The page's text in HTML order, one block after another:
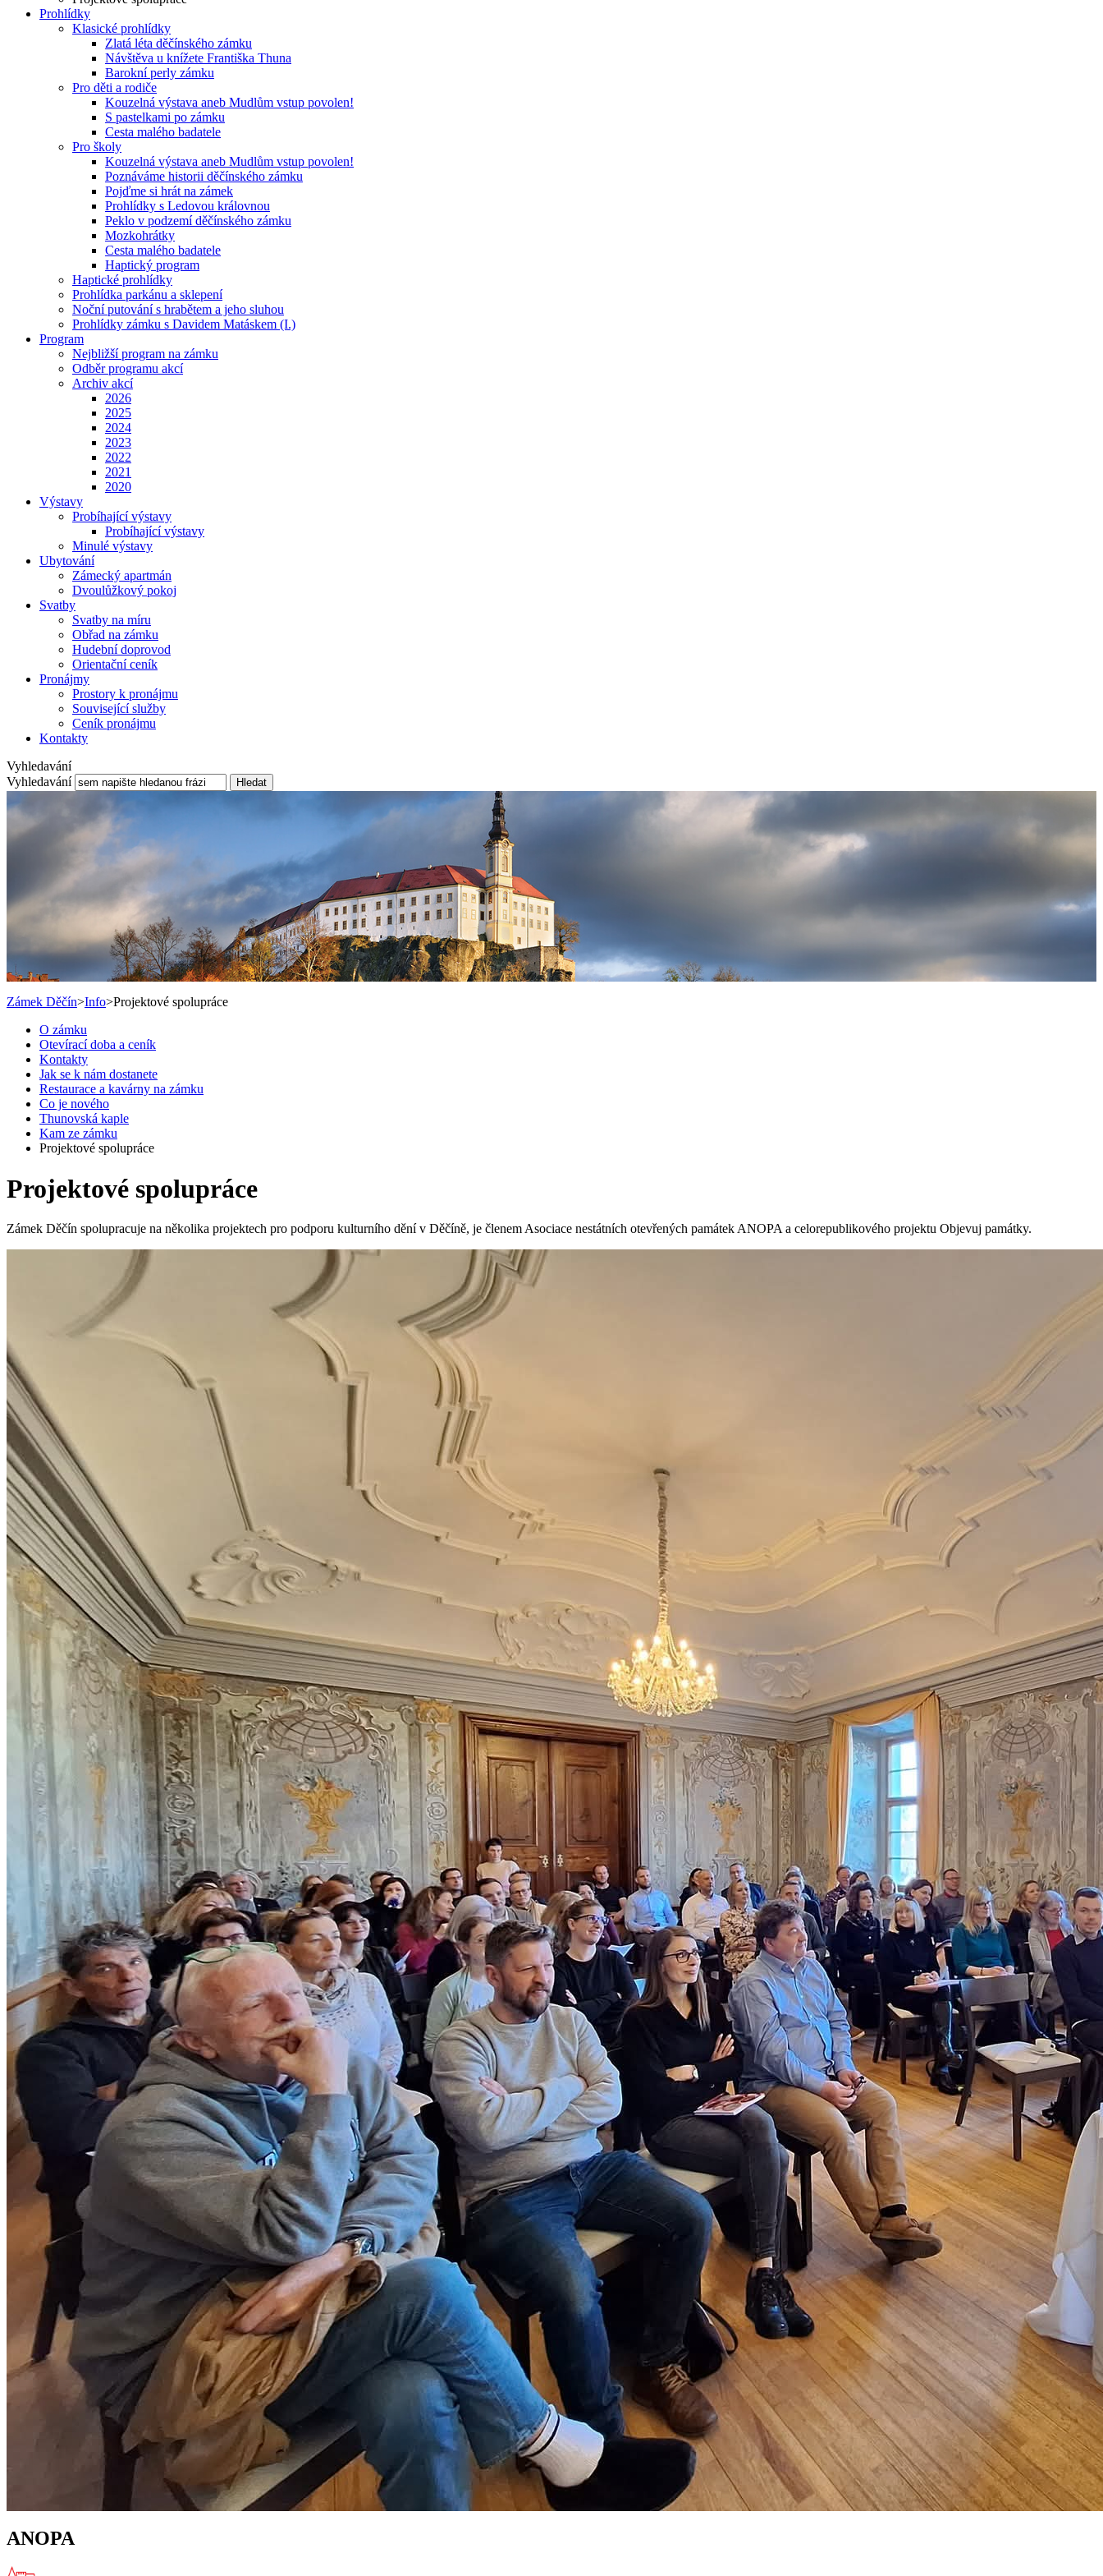
Prohlídky
Klasické prohlídky
Zlatá léta děčínského zámku
Návštěva u knížete Františka Thuna
Barokní perly zámku
Pro děti a rodiče
Kouzelná výstava aneb Mudlům vstup povolen!
S pastelkami po zámku
Cesta malého badatele
Pro školy
Kouzelná výstava aneb Mudlům vstup povolen!
Poznáváme historii děčínského zámku
Pojďme si hrát na zámek
Prohlídky s Ledovou královnou
Peklo v podzemí děčínského zámku
Mozkohrátky
Cesta malého badatele
Haptický program
Haptické prohlídky
Prohlídka parkánu a sklepení
Noční putování s hrabětem a jeho sluhou
Prohlídky zámku s Davidem Matáskem (I.)
Program
Nejbližší program na zámku
Odběr programu akcí
Archiv akcí
2026
2025
2024
2023
2022
2021
2020
Výstavy
Probíhající výstavy
Probíhající výstavy
Minulé výstavy
Ubytování
Zámecký apartmán
Dvoulůžkový pokoj
Svatby
Svatby na míru
Obřad na zámku
Hudební doprovod
Orientační ceník
Pronájmy
Prostory k pronájmu
Související služby
Ceník pronájmu
Kontakty
Vyhledavání
Vyhledavání
Hledat
Zámek Děčín>Info>Projektové spolupráce
O zámku
Otevírací doba a ceník
Kontakty
Jak se k nám dostanete
Restaurace a kavárny na zámku
Co je nového
Thunovská kaple
Kam ze zámku
Projektové spolupráce
Projektové spolupráce
Zámek Děčín spolupracuje na několika projektech pro podporu kulturního dění v Děčíně, je členem Asociace nestátních otevřených památek ANOPA a celorepublikového projektu Objevuj památky.
ANOPA